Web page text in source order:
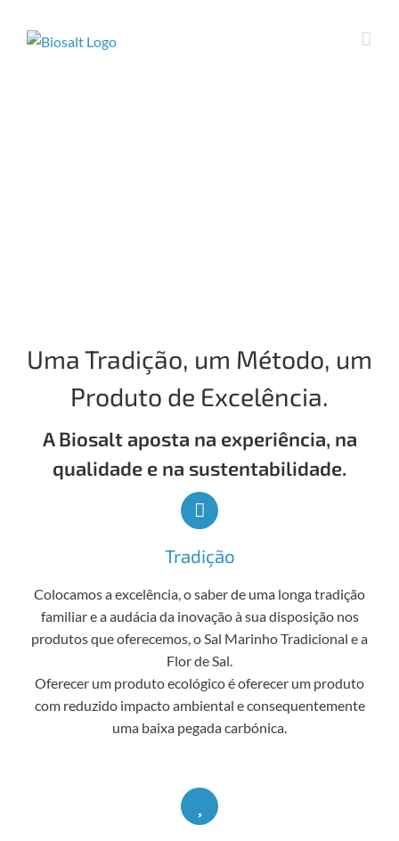
Uma Tradição, um Método, um
Produto de Excelência.
A Biosalt aposta na experiência, na
qualidade e na sustentabilidade.
Tradição
Colocamos a excelência, o saber de uma longa tradição
familiar e a audácia da inovação à sua disposição nos
produtos que oferecemos, o Sal Marinho Tradicional e a
Flor de Sal.
Oferecer um produto ecológico é oferecer um produto
com reduzido impacto ambiental e consequentemente
uma baixa pegada carbónica.